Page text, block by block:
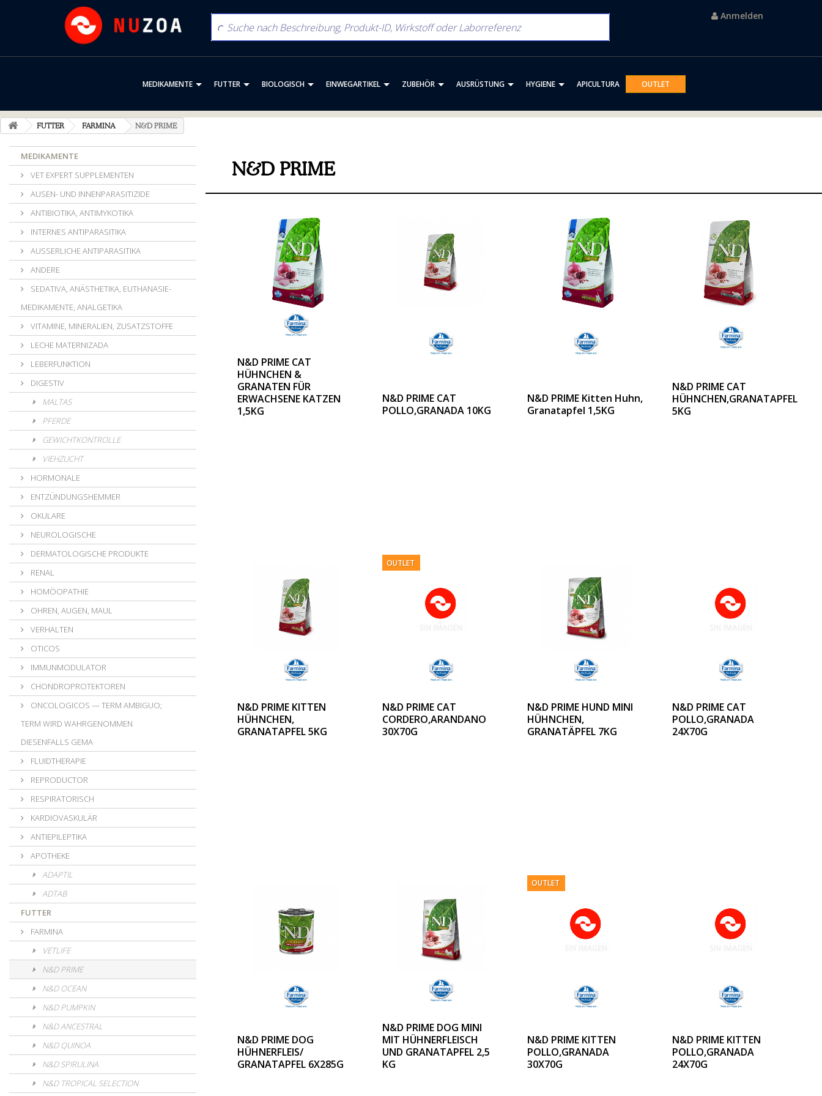
Anmelden
MEDIKAMENTE FUTTER BIOLOGISCH EINWEGARTIKEL ZUBEHÖR AUSRÜSTUNG HYGIENE APICULTURA OUTLET
FUTTER FARMINA N&D PRIME
MEDIKAMENTE
VET EXPERT SUPPLEMENTEN
AUSEN- UND INNENPARASITIZIDE
ANTIBIOTIKA, ANTIMYKOTIKA
INTERNES ANTIPARASITIKA
AUSSERLICHE ANTIPARASITIKA
ANDERE
SEDATIVA, ANÄSTHETIKA, EUTHANASIE-
MEDIKAMENTE, ANALGETIKA
VITAMINE, MINERALIEN, ZUSATZSTOFFE
LECHE MATERNIZADA
LEBERFUNKTION
DIGESTIV
MALTAS
PFERDE
GEWICHTKONTROLLE
VIEHZUCHT
HORMONALE
ENTZÜNDUNGSHEMMER
OKULARE
NEUROLOGISCHE
DERMATOLOGISCHE PRODUKTE
RENAL
HOMÖOPATHIE
OHREN, AUGEN, MAUL
VERHALTEN
OTICOS
IMMUNMODULATOR
CHONDROPROTEKTOREN
ONCOLOGICOS — TERM AMBIGUO;
TERM WIRD WAHRGENOMMEN
DIESENFALLS GEMA
FLUIDTHERAPIE
REPRODUCTOR
RESPIRATORISCH
KARDIOVASKULÄR
ANTIEPILEPTIKA
APOTHEKE
ADAPTIL
ADTAB
FUTTER
FARMINA
VETLIFE
N&D PRIME
N&D OCEAN
N&D PUMPKIN
N&D ANCESTRAL
N&D QUINOA
N&D SPIRULINA
N&D TROPICAL SELECTION
N&D PRIME
N&D PRIME CAT
HÜHNCHEN &
GRANATEN FÜR
ERWACHSENE KATZEN
1,5KG
N&D PRIME CAT
POLLO,GRANADA 10KG
N&D PRIME Kitten Huhn,
Granatapfel 1,5KG
N&D PRIME CAT
HÜHNCHEN,GRANATAPFEL
5KG
N&D PRIME KITTEN
HÜHNCHEN,
GRANATAPFEL 5KG
OUTLET
N&D PRIME CAT
CORDERO,ARANDANO
30X70G
N&D PRIME HUND MINI
HÜHNCHEN,
GRANATÄPFEL 7KG
N&D PRIME CAT
POLLO,GRANADA
24X70G
N&D PRIME DOG
HÜHNERFLEIS/
GRANATAPFEL 6X285G
N&D PRIME DOG MINI
MIT HÜHNERFLEISCH
UND GRANATAPFEL 2,5
KG
OUTLET
N&D PRIME KITTEN
POLLO,GRANADA
30X70G
N&D PRIME KITTEN
POLLO,GRANADA
24X70G